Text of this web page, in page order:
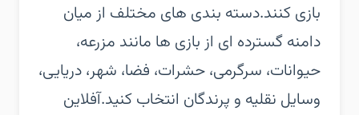
بازی کنند.‏دسته بندی های مختلف‏ از میان
دامنه گسترده ای از بازی ها مانند مزرعه،
حیوانات، سرگرمی، حشرات، فضا، شهر، دریایی،
وسایل نقلیه و پرندگان انتخاب کنید.‏آفلاین